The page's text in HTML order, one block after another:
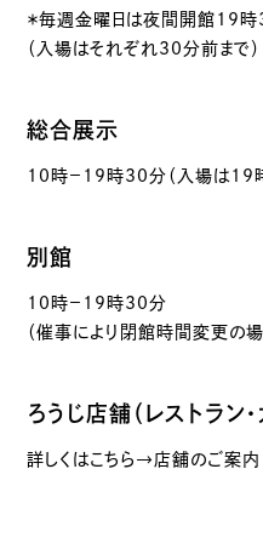
＊毎週金曜日は夜間開館19時
（入場はそれぞれ30分前まで）
総合展示
10時－19時30分（入場は19時
別館
10時－19時30分
（催事により閉館時間変更の場
ろうじ店舗（レストラン
詳しくはこちら→店舗のご案内